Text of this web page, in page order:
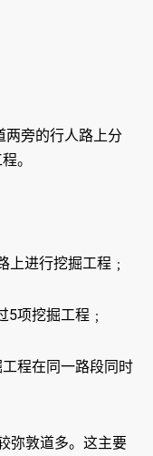
两旁的行人路上分
。
上进行挖掘工程﹔
项挖掘工程﹔
程在同一路段同时
弥敦道多。这主要